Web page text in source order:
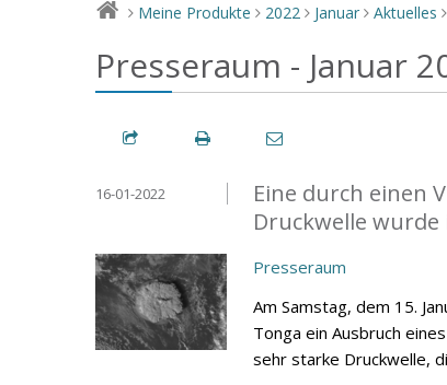
> Meine Produkte > 2022 > Januar > Aktuelles >
Presseraum - Januar
Eine durch einen
Druckwelle
16-01-2022
Presseraum
Am Samstag, dem 15.
Tonga ein Ausbruch
sehr starke Druckwelle,